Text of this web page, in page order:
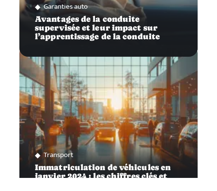
Garanties auto
Avantages de la conduite
supervisée et leur impact sur
l’apprentissage de la conduite
Transport
Immatriculation de véhicules en
janvier 2024 : les chiffres clés et